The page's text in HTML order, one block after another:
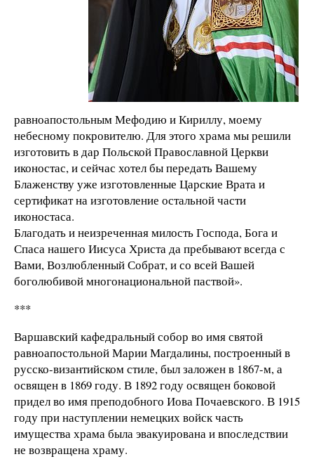
равноапостольным Мефодию и Кириллу, моему
небесному покровителю. Для этого храма мы решили
изготовить в дар Польской Православной Церкви
иконостас, и сейчас хотел бы передать Вашему
Блаженству уже изготовленные Царские Врата и
сертификат на изготовление остальной части
иконостаса.
Благодать и неизреченная милость Господа, Бога и
Спаса нашего Иисуса Христа да пребывают всегда с
Вами, Возлюбленный Собрат, и со всей Вашей
боголюбивой многонациональной паствой».
***
Варшавский кафедральный собор во имя святой
равноапостольной Марии Магдалины, построенный в
русско-византийском стиле, был заложен в 1867-м, а
освящен в 1869 году. В 1892 году освящен боковой
придел во имя преподобного Иова Почаевского. В 1915
году при наступлении немецких войск часть
имущества храма была эвакуирована и впоследствии
не возвращена храму.